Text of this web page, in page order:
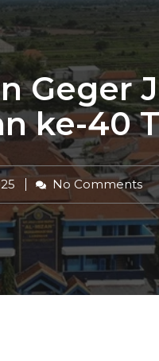
Geger
ke-40
No Comments